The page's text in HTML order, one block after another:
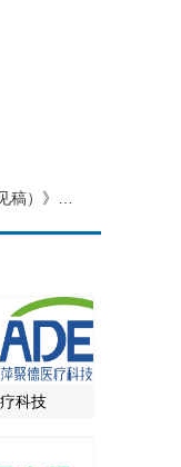
科技